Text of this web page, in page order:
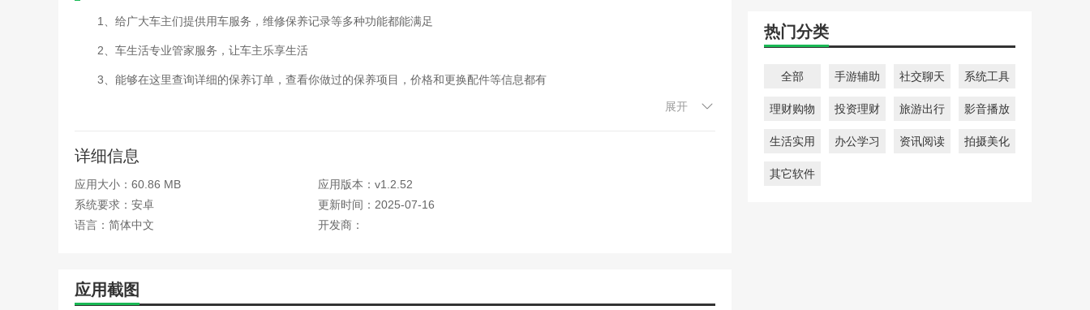
1、给广大车主们提供用车服务，维修保养记录等多种功能都能满足
2、车生活专业管家服务，让车主乐享生活
3、能够在这里查询详细的保养订单，查看你做过的保养项目，价格和更换配件等信息都有
满意！
该款应用程序的售后服务比较完善，提供技术支持和备件供应保障，为用户解决问题和提供便利。客服人员态度友好，响应
较省心。
展开
详细信息
应用大小：60.86 MB
应用版本：v1.2.52
系统要求：安卓
更新时间：2025-07-16
语言：简体中文
开发商：
应用截图
热门分类
全部 手游辅助 社交聊天 系统工具
理财购物 投资理财 旅游出行 影音播放
生活实用 办公学习 资讯阅读 拍摄美化
其它软件